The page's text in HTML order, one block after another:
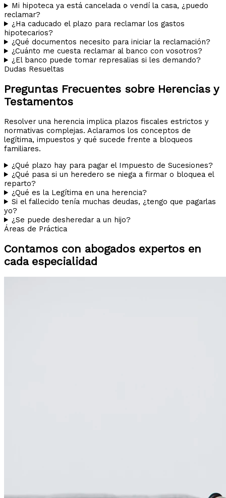
Mi hipoteca ya está cancelada o vendí la casa, ¿puedo
reclamar?
¿Ha caducado el plazo para reclamar los gastos
hipotecarios?
¿Qué documentos necesito para iniciar la reclamación?
¿Cuánto me cuesta reclamar al banco con vosotros?
¿El banco puede tomar represalias si les demando?
Dudas Resueltas
Preguntas Frecuentes sobre Herencias y
Testamentos
Resolver una herencia implica plazos fiscales estrictos y
normativas complejas. Aclaramos los conceptos de
legítima, impuestos y qué sucede frente a bloqueos
familiares.
¿Qué plazo hay para pagar el Impuesto de Sucesiones?
¿Qué pasa si un heredero se niega a firmar o bloquea el
reparto?
¿Qué es la Legítima en una herencia?
Si el fallecido tenía muchas deudas, ¿tengo que pagarlas
yo?
¿Se puede desheredar a un hijo?
Áreas de Práctica
Contamos con abogados expertos en
cada especialidad